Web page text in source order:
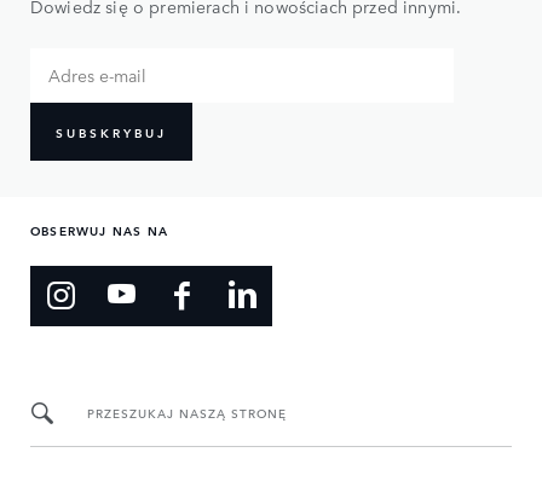
Dowiedz się o premierach i nowościach przed innymi.​
SUBSKRYBUJ
OBSERWUJ NAS NA
PRZESZUKAJ NASZĄ STRONĘ